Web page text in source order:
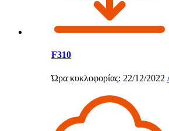
F310
Ώρα κυκλοφορίας: 22/12/2022